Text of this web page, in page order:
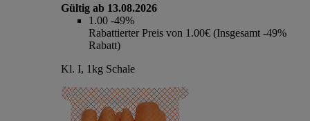
Gültig ab 13.08.2026
1.00 -49%
Rabattierter Preis von 1.00€ (Insgesamt -49%
Rabatt)
Kl. I, 1kg Schale